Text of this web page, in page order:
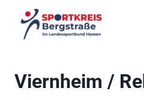
Inhalt
springen
Viernheim /